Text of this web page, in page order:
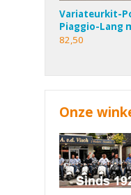
Variateurkit-
Piaggio-Lang
82,50
Onze